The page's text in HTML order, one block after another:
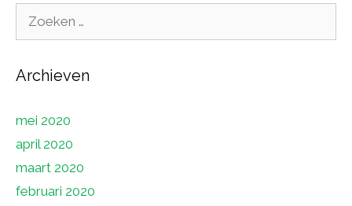
Archieven
mei 2020
april 2020
maart 2020
februari 2020